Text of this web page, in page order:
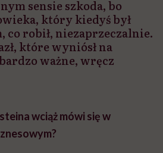
sensie szkoda, bo
który kiedyś był
co robił, niezaprzeczalnie.
które wyniósł na
ważne, wręcz
wciąż mówi się w